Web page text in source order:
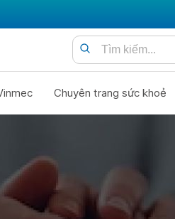
Chuyên trang sức khoẻ